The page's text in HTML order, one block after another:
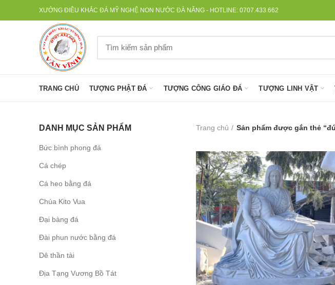
XƯỞNG ĐIÊU KHẮC ĐÁ MỸ NGHỆ NON NƯỚC ĐÀ NẴNG - HOTLINE: 0707.433.662
TRANG CHỦ TƯỢNG PHẬT ĐÁ TƯỢNG CÔNG GIÁO ĐÁ TƯỢNG LINH VẬT
DANH MỤC SẢN PHẨM
Bức bình phong đá
Cá chép
Cá heo bằng đá
Chúa Kito Vua
Đại bàng đá
Đài phun nước bằng đá
Dê thần tài
Địa Tạng Vương Bồ Tát
Trang chủ Sản phẩm được gắn thẻ